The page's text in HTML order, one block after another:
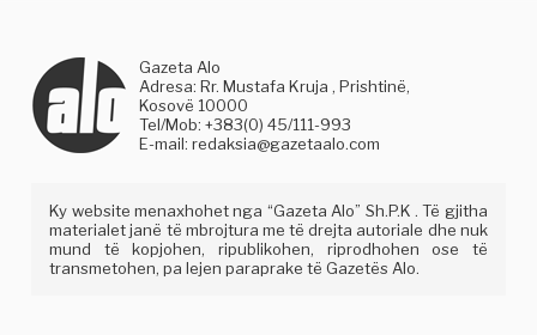
Gazeta Alo
Adresa: Rr. Mustafa Kruja , Prishtinë,
Kosovë 10000
Tel/Mob: +383(0) 45/111-993
E-mail:redaksia@gazetaalo.com
Ky website menaxhohet nga “Gazeta Alo” Sh.P.K . Të gjitha
materialet janë të mbrojtura me të drejta autoriale dhe nuk
mund të kopjohen, ripublikohen, riprodhohen ose të
transmetohen, pa lejen paraprake të Gazetës Alo.